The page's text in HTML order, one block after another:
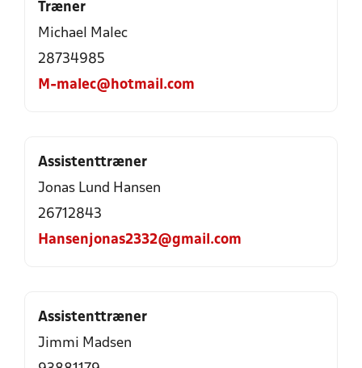
Træner
Michael Malec
28734985
M-malec@hotmail.com
Assistenttræner
Jonas Lund Hansen
26712843
Hansenjonas2332@gmail.com
Assistenttræner
Jimmi Madsen